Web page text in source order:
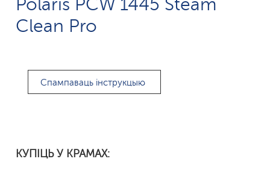
Clean Pro
Спампаваць інструкцыю
КУПІЦЬ У КРАМАХ: